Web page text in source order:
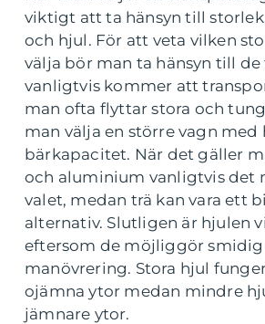
viktigt att ta hänsyn till
och hjul. För att veta vilken
välja bör man ta hänsyn till
vanligtvis kommer att
man ofta flyttar stora och
man välja en större vagn med
bärkapacitet. När det gäller
och aluminium vanligtvis det
valet, medan trä kan vara ett
alternativ. Slutligen är hjulen
eftersom de möjliggör smidig
manövrering. Stora hjul
ojämna ytor medan mindre
jämnare ytor.